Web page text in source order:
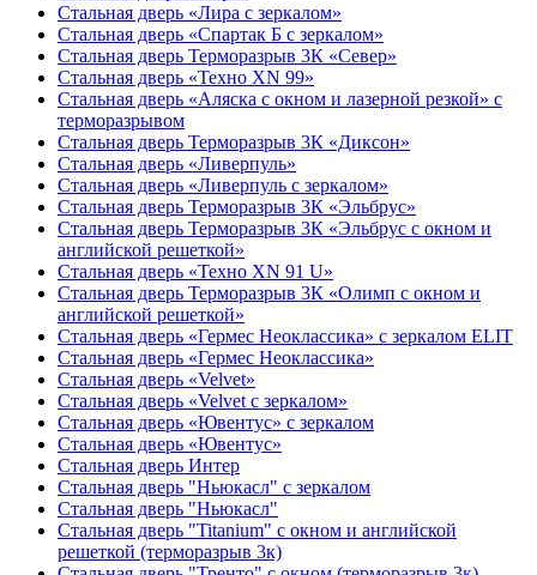
Стальная дверь «Лира с зеркалом»
Стальная дверь «Спартак Б с зеркалом»
Стальная дверь Терморазрыв 3К «Север»
Стальная дверь «Техно XN 99»
Стальная дверь «Аляска с окном и лазерной резкой» с
терморазрывом
Стальная дверь Терморазрыв 3К «Диксон»
Стальная дверь «Ливерпуль»
Стальная дверь «Ливерпуль с зеркалом»
Стальная дверь Терморазрыв 3К «Эльбрус»
Стальная дверь Терморазрыв 3К «Эльбрус с окном и
английской решеткой»
Стальная дверь «Техно XN 91 U»
Стальная дверь Терморазрыв 3К «Олимп с окном и
английской решеткой»
Стальная дверь «Гермес Неоклассика» с зеркалом ELIT
Стальная дверь «Гермес Неоклассика»
Стальная дверь «Velvet»
Стальная дверь «Velvet с зеркалом»
Стальная дверь «Ювентус» с зеркалом
Стальная дверь «Ювентус»
Стальная дверь Интер
Стальная дверь "Ньюкасл" с зеркалом
Стальная дверь "Ньюкасл"
Стальная дверь "Titanium" с окном и английской
решеткой (терморазрыв 3к)